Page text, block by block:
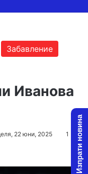
Забавление
Иванова
22 юни, 2025 1 Изпрати новина